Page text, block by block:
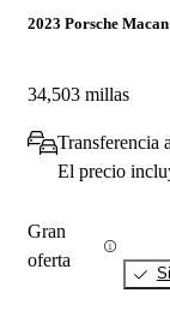
2023 Porsche Macan
34,503 millas
Transferencia
El precio
Gran
oferta